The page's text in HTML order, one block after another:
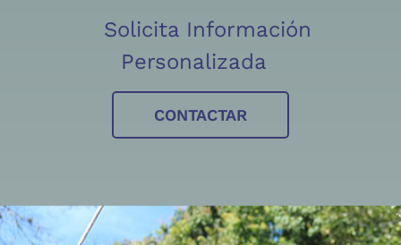
Solicita Información
Personalizada
CONTACTAR